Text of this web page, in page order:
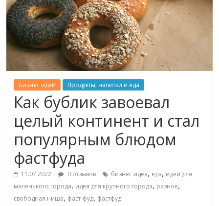
Бизнес идеи Продукты, напитки и еда
Как бублик завоевал
целый континент и стал
популярным блюдом
фастфуда
11.07.2022 0 отзывов бизнес идея, еда, идеи для
маленького города, идея для крупного города, разное,
свободная ниша, фаст-фуд, фастфуд